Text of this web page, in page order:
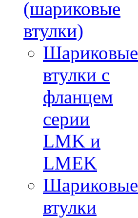
(шариковые
втулки)
Шариковые
втулки с
фланцем
серии
LMK и
LMEK
Шариковые
втулки